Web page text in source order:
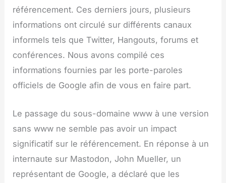
référencement. Ces derniers jours, plusieurs
informations ont circulé sur différents canaux
informels tels que Twitter, Hangouts, forums et
conférences. Nous avons compilé ces
informations fournies par les porte-paroles
officiels de Google afin de vous en faire part.
Le passage du sous-domaine www à une version
sans www ne semble pas avoir un impact
significatif sur le référencement. En réponse à un
internaute sur Mastodon, John Mueller, un
représentant de Google, a déclaré que les